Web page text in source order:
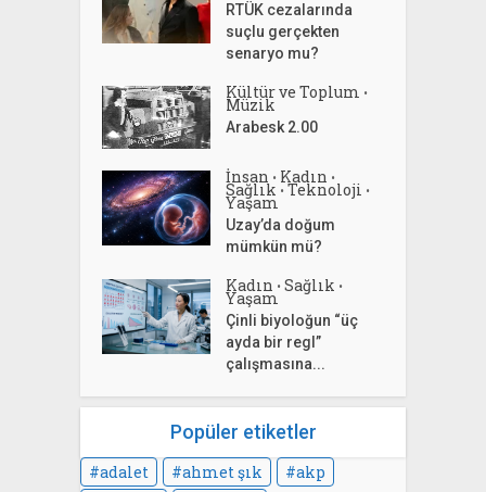
RTÜK cezalarında
suçlu gerçekten
senaryo mu?
Kültür ve Toplum •
Müzik
Arabesk 2.00
İnsan • Kadın •
Sağlık • Teknoloji •
Yaşam
Uzay’da doğum
mümkün mü?
Kadın • Sağlık •
Yaşam
Çinli biyoloğun “üç
ayda bir regl”
çalışmasına...
Popüler etiketler
adalet ahmet şık
akp